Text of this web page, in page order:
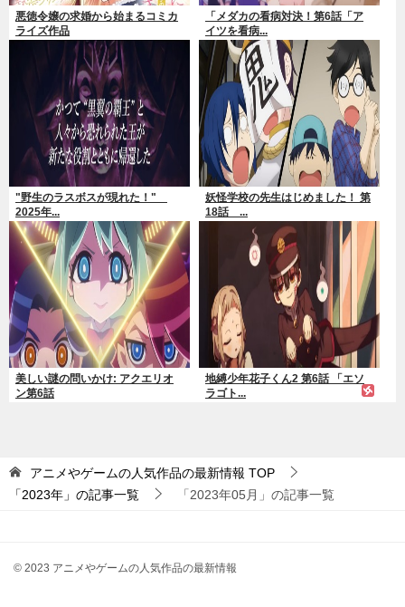
悪徳令嬢の求婚から始まるコミカ
ライズ作品
「メダカの看病対決！第6話「ア
イツを看病...
"野生のラスボスが現れた！"
2025年...
妖怪学校の先生はじめました！ 第
18話 ...
美しい謎の問いかけ: アクエリオ
ン第6話
地縛少年花子くん2 第6話 「エソ
ラゴト...
アニメやゲームの人気作品の最新情報 TOP
「2023年」の記事一覧
「2023年05月」の記事一覧
© 2023 アニメやゲームの人気作品の最新情報